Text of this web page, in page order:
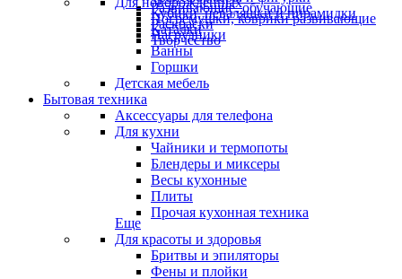
Кубики, неваляшки и пирамидки
Каталки
Развивающие, обучающие
Раскраски
Творчество
Погремушки, коврики развивающие
Нагрудники
Ванны
Горшки
Детская мебель
Бытовая техника
Аксессуары для телефона
Для кухни
Чайники и термопоты
Блендеры и миксеры
Весы кухонные
Плиты
Прочая кухонная техника
Еще
Для красоты и здоровья
Бритвы и эпиляторы
Фены и плойки